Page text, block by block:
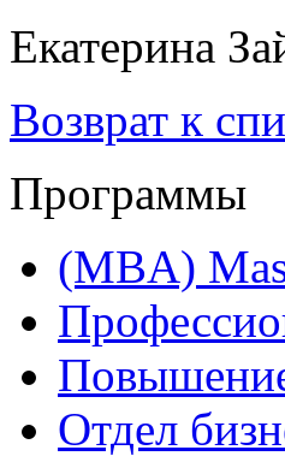
Екатерина
Возврат к
Программы
(MBA)
Отдел